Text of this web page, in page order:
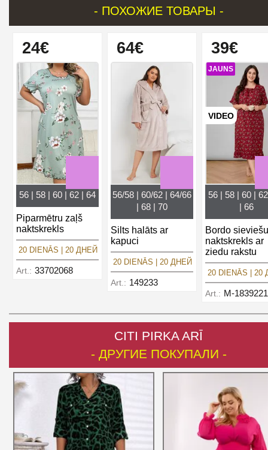
- ПОХОЖИЕ ТОВАРЫ -
24€
56 | 58 | 60 | 62 | 64
Piparmētru zaļš
naktskrekls
20 DIENĀS | 20 ДНЕЙ
Art.: 33702068
64€
56/58 | 60/62 | 64/66
| 68 | 70
Silts halāts ar
kapuci
20 DIENĀS | 20 ДНЕЙ
Art.: 149233
39€
JAUNS
VIDEO
56 | 58 | 60 |
| 66
Bordo sieviešu
naktskrekls ar
ziedu rakstu
20 DIENĀS | 20
Art.: M-
CITI PIRKA ARĪ
- ДРУГИЕ ПОКУПАЛИ -